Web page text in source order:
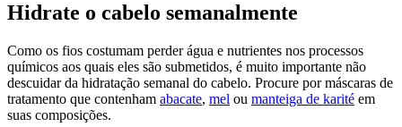
Hidrate o cabelo semanalmente
Como os fios costumam perder água e nutrientes nos processos
químicos aos quais eles são submetidos, é muito importante não
descuidar da hidratação semanal do cabelo. Procure por máscaras de
tratamento que contenham abacate, mel ou manteiga de karité em
suas composições.